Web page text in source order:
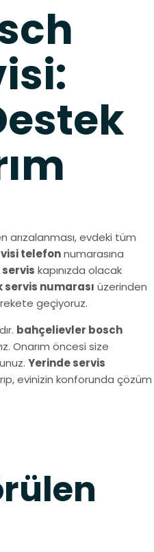
arızalanması, evdeki tüm
telefonnumarasına
kapınızda olacak
numarası üzerinden
geçiyoruz.
bahçelievler bosch
Onarım öncesi size
Yerinde servis
evinizin konforunda çözüm